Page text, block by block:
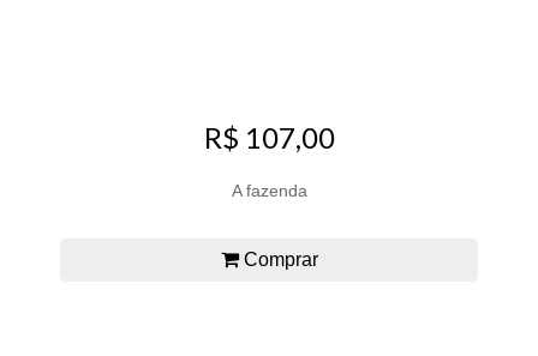
R$ 107,00
A fazenda
Comprar